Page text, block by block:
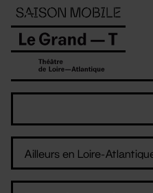
Panneau de gestion des cookies